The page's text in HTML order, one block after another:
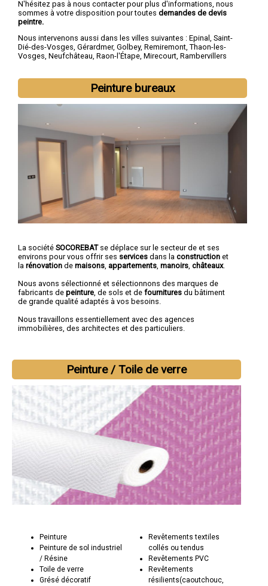
N'hésitez pas à nous contacter pour plus d'informations, nous
sommes à votre disposition pour toutes demandes de devis
peintre.
Nous intervenons aussi dans les villes suivantes : Epinal , Saint-
Dié-des-Vosges, Gérardmer, Golbey, Remiremont, Thaon-les-
Vosges, Neufchâteau, Raon-l'Étape, Mirecourt, Rambervillers
Peinture bureaux
La société SOCOREBATse déplace sur le secteur de et ses
environs pour vous offrir ses services dans la construction et
la rénovation de maisons, appartements, manoirs, châteaux.
Nous avons sélectionné et sélectionnons des marques de
fabricants de peinture, de sols et de fournitures du bâtiment
de grande qualité adaptés à vos besoins.
Nous travaillons essentiellement avec des agences
immobilières, des architectes et des particuliers.
Peinture / Toile de verre
Peinture
Peinture de sol industriel
/ Résine
Toile de verre
Grésé décoratif
Revêtements textiles
collés ou tendus
Revêtements PVC
Revêtements
résilients(caoutchouc,